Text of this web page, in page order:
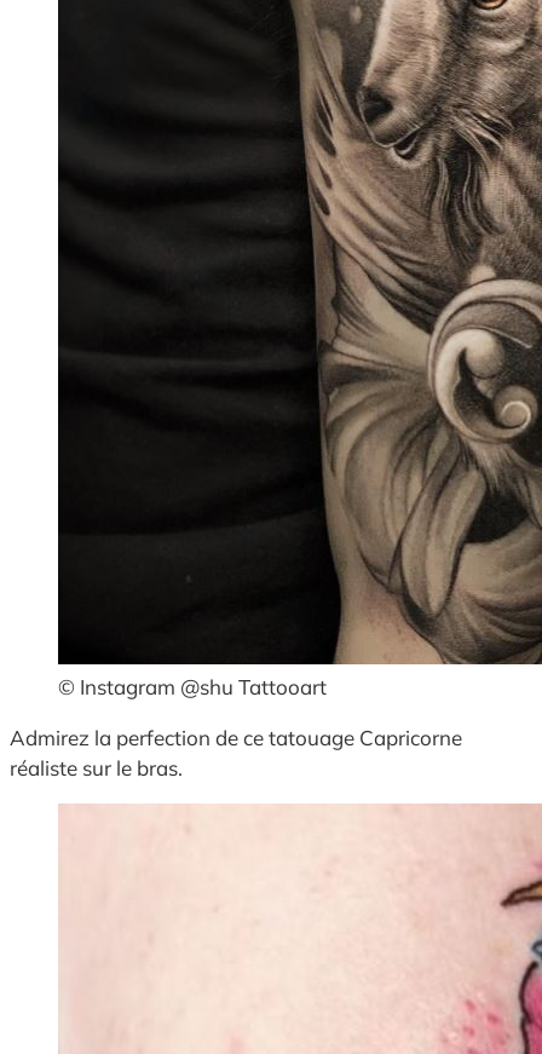
© Instagram @shu Tattooart
Admirez la perfection de ce tatouage Capricorne
réaliste sur le bras.